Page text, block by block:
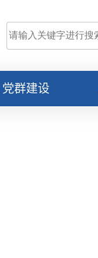
党群建设